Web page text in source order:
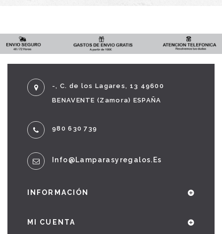
-, C. de los Lagares, 13 49600
BENAVENTE (Zamora) ESPAÑA
980 630 739
Info@lamparasyregalos.es
INFORMACIÓN
MI CUENTA